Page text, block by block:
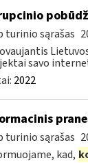
turinio sąrašas
savo
2022
turinio sąrašas
kad,